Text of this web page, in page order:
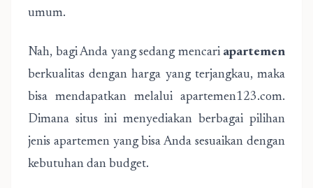
umum.
Nah, bagi Anda yang sedang mencari apartemen
berkualitas dengan harga yang terjangkau, maka
bisa mendapatkan melalui apartemen123.com.
Dimana situs ini menyediakan berbagai pilihan
jenis apartemen yang bisa Anda sesuaikan dengan
kebutuhan dan budget.